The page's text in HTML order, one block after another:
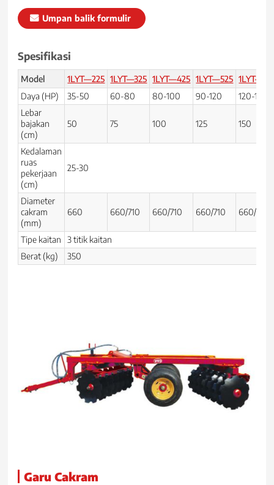
Umpan balik formulir
Spesifikasi
Model 1LYT—225 1LYT—325 1LYT—425 1LYT—525
Daya (HP) 35-50 60-80 80-100 90-120
120-160
Lebar
bajakan
(cm)
50 75 100 125 150
Kedalaman
ruas
pekerjaan
(cm)
25-30
Diameter
cakram
(mm)
660 660/710 660/710 660/710 660/710
Tipe kaitan
3 titik kaitan
Berat (kg)
350
Garu Cakram